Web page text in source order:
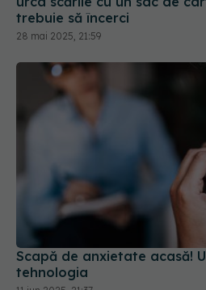
28 mai 2025, 21:59
Scapă de anxietate acasă!
tehnologia
11 iun 2025, 21:37